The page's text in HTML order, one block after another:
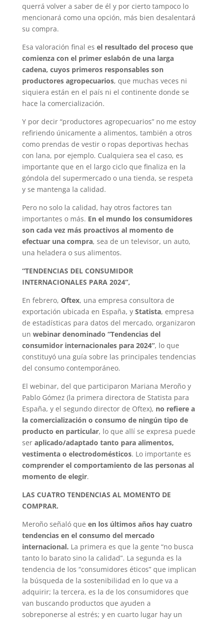
querrá volver a saber de él y por cierto tampoco lo
mencionará como una opción, más bien desalentará
su compra.
Esa valoración final es el resultado del proceso que
comienza con el primer eslabón de una larga
cadena, cuyos primeros responsables son
productores agropecuarios, que muchas veces ni
siquiera están en el país ni el continente donde se
hace la comercialización.
Y por decir “productores agropecuarios” no me estoy
refiriendo únicamente a alimentos, también a otros
como prendas de vestir o ropas deportivas hechas
con lana, por ejemplo. Cualquiera sea el caso, es
importante que en el largo ciclo que finaliza en la
góndola del supermercado o una tienda, se respeta
y se mantenga la calidad.
Pero no solo la calidad, hay otros factores tan
importantes o más. En el mundo los consumidores
son cada vez más proactivos al momento de
efectuar una compra, sea de un televisor, un auto,
una heladera o sus alimentos.
“TENDENCIAS DEL CONSUMIDOR
INTERNACIONALES PARA 2024”,
En febrero, Oftex, una empresa consultora de
exportación ubicada en España, y Statista, empresa
de estadísticas para datos del mercado, organizaron
un webinar denominado “Tendencias del
consumidor internacionales para 2024”, lo que
constituyó una guía sobre las principales tendencias
del consumo contemporáneo.
El webinar, del que participaron Mariana Meroño y
Pablo Gómez (la primera directora de Statista para
España, y el segundo director de Oftex), no refiere a
la comercialización o consumo de ningún tipo de
producto en particular, lo que allí se expresa puede
ser aplicado/adaptado tanto para alimentos,
vestimenta o electrodomésticos. Lo importante es
comprender el comportamiento de las personas al
momento de elegir.
LAS CUATRO TENDENCIAS AL MOMENTO DE
COMPRAR.
Meroño señaló que en los últimos años hay cuatro
tendencias en el consumo del mercado
internacional. La primera es que la gente “no busca
tanto lo barato sino la calidad”. La segunda es la
tendencia de los “consumidores éticos” que implican
la búsqueda de la sostenibilidad en lo que va a
adquirir; la tercera, es la de los consumidores que
van buscando productos que ayuden a
sobreponerse al estrés; y en cuarto lugar hay un